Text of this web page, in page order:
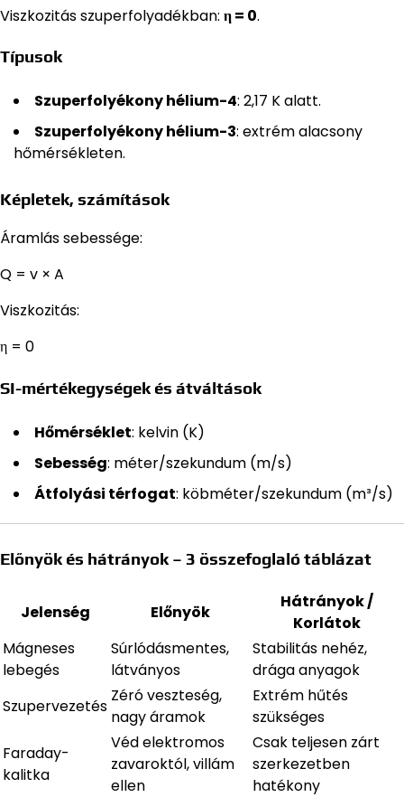
Viszkozitás szuperfolyadékban: η = 0.
Típusok
Szuperfolyékony hélium-4: 2,17 K alatt.
Szuperfolyékony hélium-3: extrém alacsony
hőmérsékleten.
Képletek, számítások
Áramlás sebessége:
Q = v × A
Viszkozitás:
η = 0
SI-mértékegységek és átváltások
Hőmérséklet: kelvin (K)
Sebesség: méter/szekundum (m/s)
Átfolyási térfogat: köbméter/szekundum (m³/s)
Előnyök és hátrányok – 3 összefoglaló táblázat
Jelenség Előnyök
Hátrányok /
Korlátok
Mágneses
lebegés
Súrlódásmentes,
látványos
Stabilitás nehéz,
drága anyagok
Szupervezetés
Zéró veszteség,
nagy áramok
Extrém hűtés
szükséges
Faraday-
kalitka
Véd elektromos
zavaroktól, villám
ellen
Csak teljesen zárt
szerkezetben
hatékony